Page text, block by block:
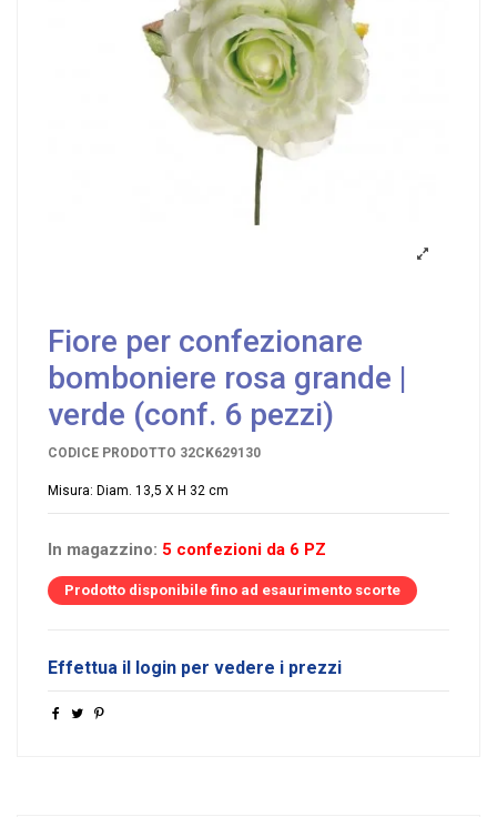
Fiore per confezionare
bomboniere rosa grande |
verde (conf. 6 pezzi)
CODICE PRODOTTO 32CK629130
Misura: Diam. 13,5 X H 32 cm
In magazzino: 5 confezioni da 6 PZ
Prodotto disponibile fino ad esaurimento scorte
Effettua il login per vedere i prezzi